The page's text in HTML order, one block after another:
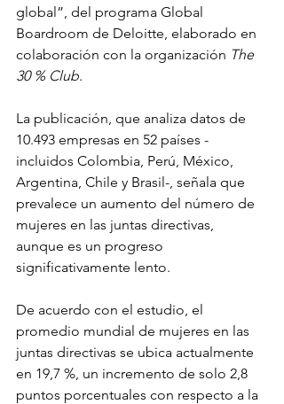
global”, del programa Global
Boardroom de Deloitte, elaborado en
colaboración con la organización The
30 % Club.
La publicación, que analiza datos de
10.493 empresas en 52 países -
incluidos Colombia, Perú, México,
Argentina, Chile y Brasil-, señala que
prevalece un aumento del número de
mujeres en las juntas directivas,
aunque es un progreso
significativamente lento.
De acuerdo con el estudio, el
promedio mundial de mujeres en las
juntas directivas se ubica actualmente
en 19,7 %, un incremento de solo 2,8
puntos porcentuales con respecto a la